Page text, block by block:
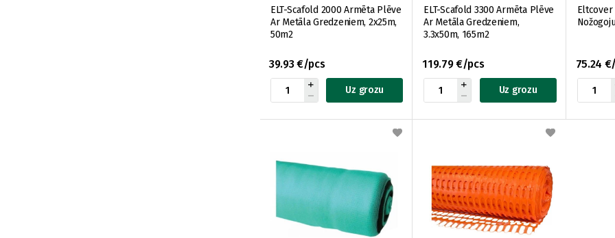
ELT-Scafold 2000 Armēta Plēve
Ar Metāla Gredzeniem, 2x25m,
50m2
39.93 €/pcs
Uz grozu
ELT-Scafold 3300 Armēta Plēve
Ar Metāla Gredzeniem,
3.3x50m, 165m2
119.79 €/pcs
Uz grozu
Eltcover
75.24